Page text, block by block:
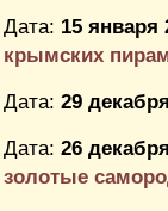
Дата: 15 января
крымских
Дата: 29
Дата: 26
золотые